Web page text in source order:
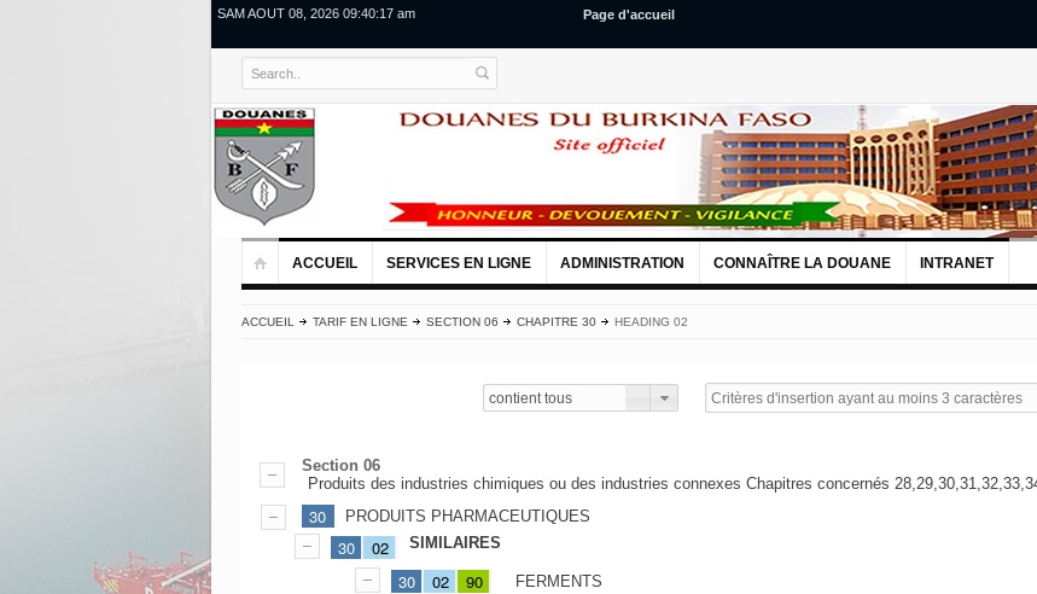
SAM AOUT 08, 2026 09:40:18 am Page d'accueil
ACCUEIL SERVICES EN LIGNE ADMINISTRATION CONNAÎTRE LA DOUANE INTRANET
ACCUEIL TARIF EN LIGNE SECTION 06 CHAPITRE 30 HEADING 02
contient tous
Section 06
Produits des industries chimiques ou des industries connexes Chapitres concernés
30 PRODUITS PHARMACEUTIQUES
30 02 SIMILAIRES
30 02 90
FERMENTS